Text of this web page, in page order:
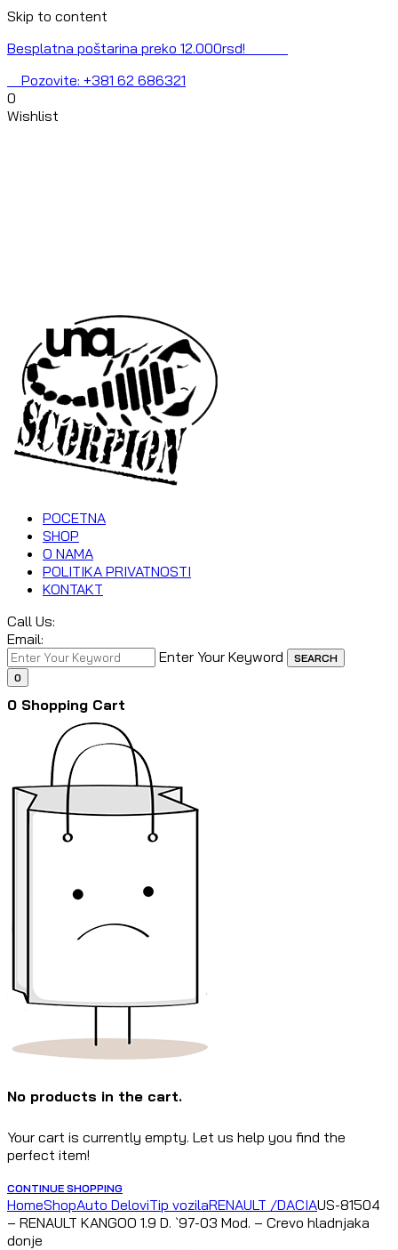
Skip to content
Besplatna poštarina preko 12.000rsd!
Pozovite: +381 62 686321
0
Wishlist
POCETNA
SHOP
O NAMA
POLITIKA PRIVATNOSTI
KONTAKT
Call Us:
Email:
Enter Your Keyword
SEARCH
0
0 Shopping Cart
No products in the cart.
Your cart is currently empty. Let us help you find the
perfect item!
CONTINUE SHOPPING
HomeShopAuto DeloviTip vozilaRENAULT /DACIAUS-81504
– RENAULT KANGOO 1.9 D. `97-03 Mod. – Crevo hladnjaka
donje